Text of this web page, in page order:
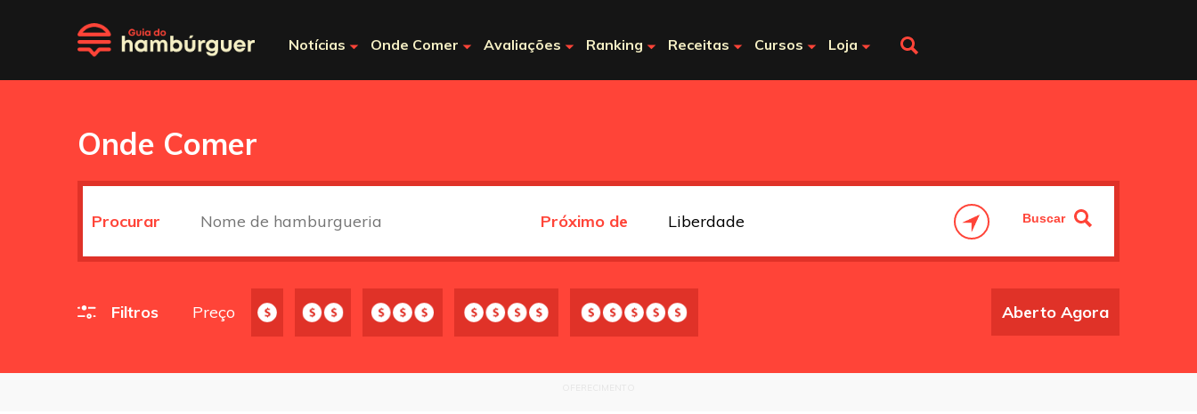
Notícias Onde Comer Avaliações Ranking Receitas Cursos Loja
Onde Comer
Procurar Próximo de
Filtros Preço Aberto Agora